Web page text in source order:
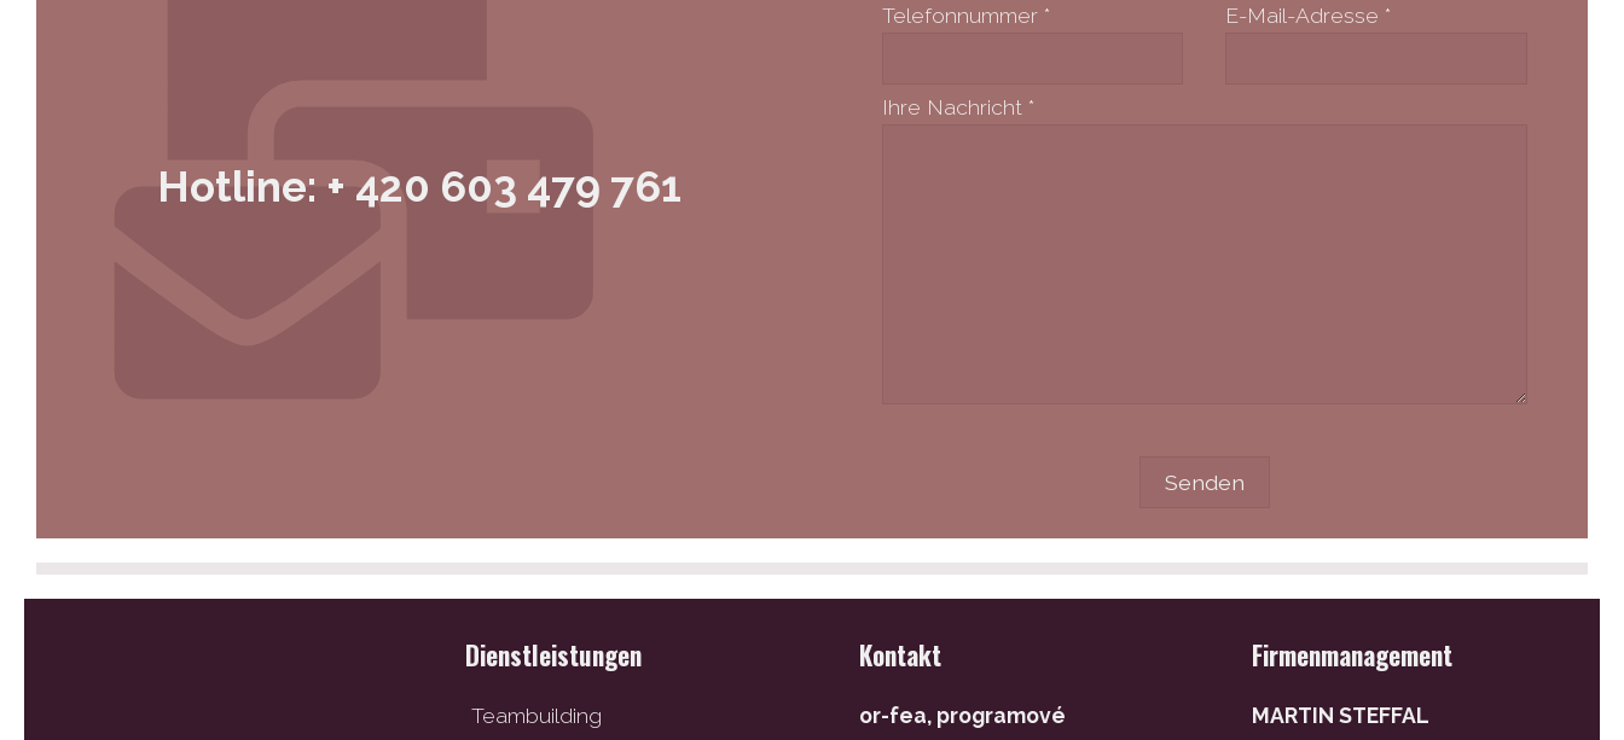
Hotline: + 420 603 479 761
Telefonnummer * E-Mail-Adresse *
Ihre Nachricht *
Dienstleistungen
Teambuilding
Kontakt
or-fea, programové
Firmenmanagement
MARTIN STEFFAL